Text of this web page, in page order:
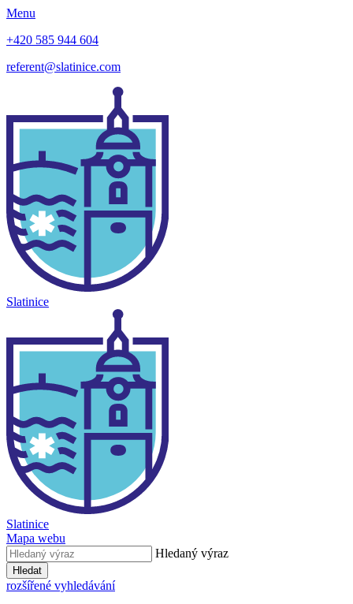
Menu
+420 585 944 604
referent@slatinice.com
Slatinice
Slatinice
Mapa webu
Hledaný výraz
Hledat
rozšířené vyhledávání